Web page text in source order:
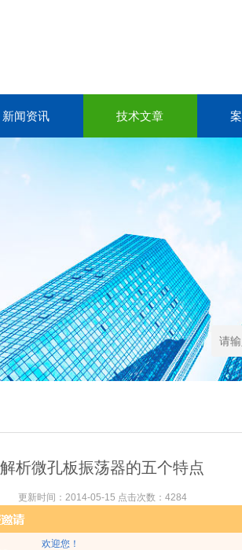
欢迎您！
新闻资讯 技术文章
解析微孔板振荡器的五个特点
更新时间：2014-05-15 点击次数：4284
孔板振荡器广泛应用于各大专院校、卫生防